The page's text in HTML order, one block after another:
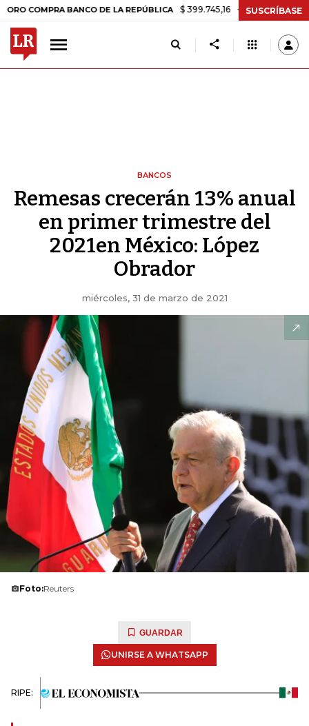
BANCO DE LA REPÚBLICA $ 399.745,16 +$ 2.295,71 +0,58%
SUSCRÍBASE
BANCOS
Remesas crecerán 13% anual
en primer trimestre del
2021en México: López
Obrador
miércoles, 31 de marzo de 2021
Foto:Reuters
GUARDAR
UNIRSE A WHATSAPP
RIPE: